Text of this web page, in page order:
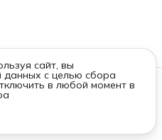
пр. 93 лит. А
сайт, вы
данных с целью сбора
в любой момент в